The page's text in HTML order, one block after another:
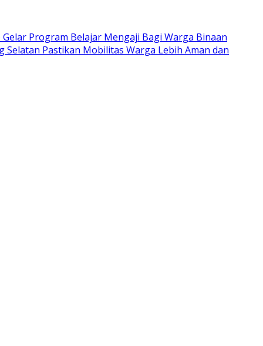
Program Belajar Mengaji Bagi Warga Binaan
Selatan Pastikan Mobilitas Warga Lebih Aman dan